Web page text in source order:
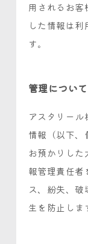
用されるお客
した情報は
す。
管理について
アスタリール
情報（以下、
お預かりした
報管理責任者
ス、紛失、
生を防止しま